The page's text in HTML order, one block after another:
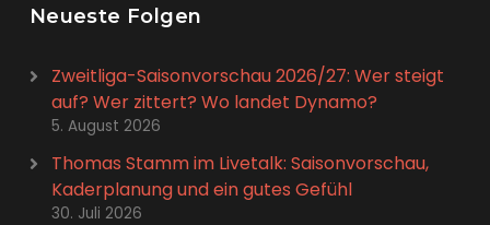
Neueste Folgen
Zweitliga-Saisonvorschau 2026/27: Wer steigt
auf? Wer zittert? Wo landet Dynamo?
5. August 2026
Thomas Stamm im Livetalk: Saisonvorschau,
Kaderplanung und ein gutes Gefühl
30. Juli 2026